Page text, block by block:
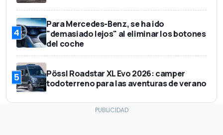
4
Para Mercedes-Benz, se ha ido
"demasiado lejos" al eliminar los botones
del coche
5
Pössl Roadstar XL Evo 2026: camper
todoterreno para las aventuras de verano